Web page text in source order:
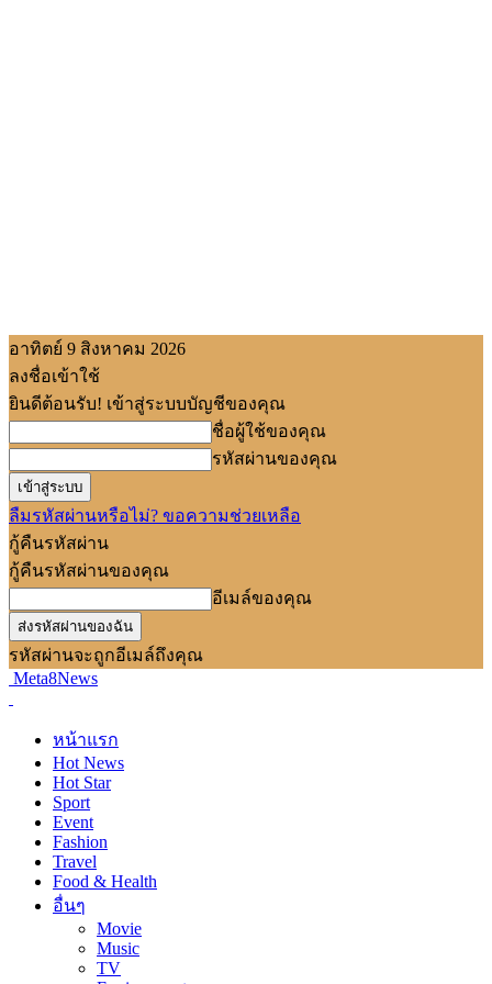
อาทิตย์ 9 สิงหาคม 2026
ลงชื่อเข้าใช้
ยินดีต้อนรับ! เข้าสู่ระบบบัญชีของคุณ
ชื่อผู้ใช้ของคุณ
รหัสผ่านของคุณ
ลืมรหัสผ่านหรือไม่? ขอความช่วยเหลือ
กู้คืนรหัสผ่าน
กู้คืนรหัสผ่านของคุณ
อีเมล์ของคุณ
รหัสผ่านจะถูกอีเมล์ถึงคุณ
Meta8News
หน้าแรก
Hot News
Hot Star
Sport
Event
Fashion
Travel
Food & Health
อื่นๆ
Movie
Music
TV